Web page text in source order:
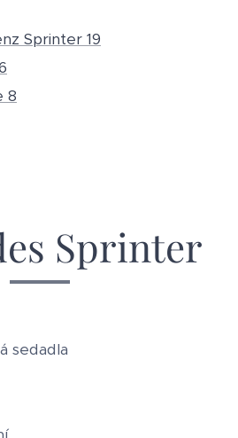
Sprinter 19
8
Sprinter
sedadla